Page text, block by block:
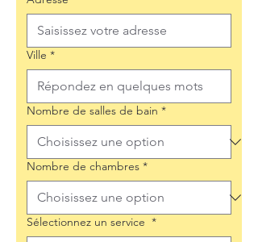
Ville *
Nombre de salles de bain *
Nombre de chambres *
Sélectionnez un service *